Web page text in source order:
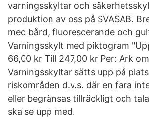
varningsskyltar och
produktion av oss på SVASAB.
med bård, fluorescerande och
Varningsskylt med piktogram
66,00 kr Till 247,00 kr Per: Ark
Varningsskyltar sätts upp på
riskområden d.v.s. där en fara
eller begränsas tillräckligt och
ska se upp med.